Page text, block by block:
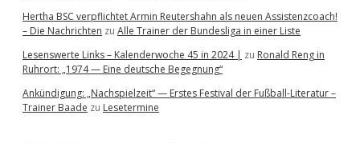
Hertha BSC verpflichtet Armin Reutershahn als neuen Assistenzcoach!
– Die Nachrichten zu Alle Trainer der Bundesliga in einer Liste
Lesenswerte Links – Kalenderwoche 45 in 2024 | zu Ronald Reng in
Ruhrort: „1974 — Eine deutsche Begegnung“
Ankündigung: „Nachspielzeit“ — Erstes Festival der Fußball-Literatur –
Trainer Baade zu Lesetermine